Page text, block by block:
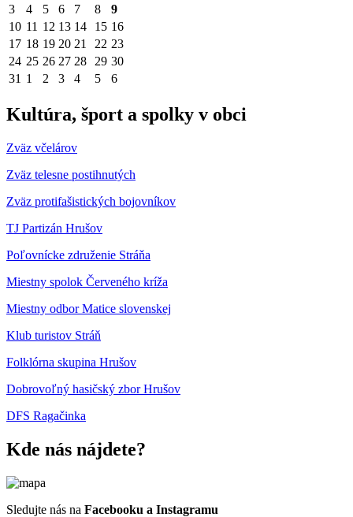
3
4 5 6 7 8
9
10 11 12 13 14 15 16
17 18 19 20 21 22 23
24 25 26 27 28 29 30
31 1 2 3 4 5 6
Kultúra, šport a spolky v obci
Zväz včelárov
Zväz telesne postihnutých
Zväz protifašistických bojovníkov
TJ Partizán Hrušov
Poľovnícke združenie Stráňa
Miestny spolok Červeného kríža
Miestny odbor Matice slovenskej
Klub turistov Stráň
Folklórna skupina Hrušov
Dobrovoľný hasičský zbor Hrušov
DFS Ragačinka
Kde nás nájdete?
Sledujte nás na Facebooku a Instagramu